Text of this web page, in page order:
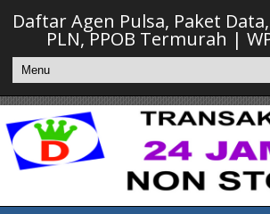
Daftar Agen Pulsa, Paket
PLN, PPOB Termurah |